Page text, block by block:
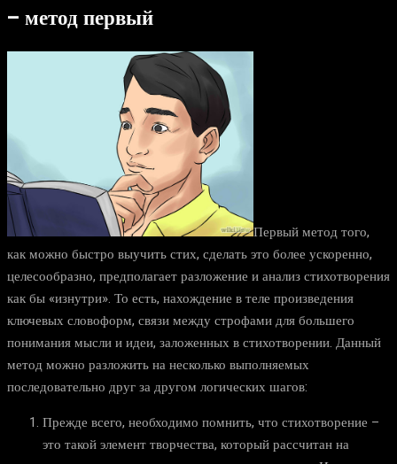
– метод первый
Первый метод того,
как можно быстро выучить стих, сделать это более ускоренно,
целесообразно, предполагает разложение и анализ стихотворения
как бы «изнутри». То есть, нахождение в теле произведения
ключевых словоформ, связи между строфами для большего
понимания мысли и идеи, заложенных в стихотворении. Данный
метод можно разложить на несколько выполняемых
последовательно друг за другом логических шагов:
Прежде всего, необходимо помнить, что стихотворение –
это такой элемент творчества, который рассчитан на